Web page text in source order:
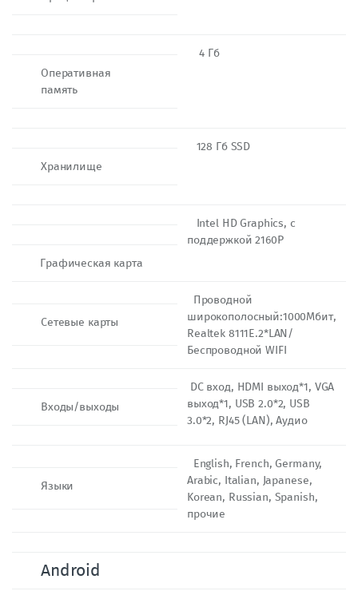
4 Гб
Оперативная
память
128 Гб SSD
Хранилище
Intel HD Graphics, с
поддержкой 2160P
Графическая карта
Проводной
широкополосный:1000Mбит,
Realtek 8111E.2*LAN/
Беспроводной WIFI
Сетевые карты
DC вход, HDMI выход*1, VGA
выход*1, USB 2.0*2, USB
3.0*2, RJ45 (LAN), Аудио
Входы/выходы
English, French, Germany,
Arabic, Italian, Japanese,
Korean, Russian, Spanish,
прочие
Языки
Android